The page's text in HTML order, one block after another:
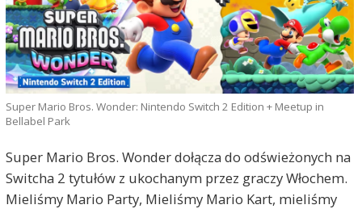
Super Mario Bros. Wonder: Nintendo Switch 2 Edition + Meetup in
Bellabel Park
Super Mario Bros. Wonder dołącza do odświeżonych na
Switcha 2 tytułów z ukochanym przez graczy Włochem.
Mieliśmy Mario Party, Mieliśmy Mario Kart, mieliśmy